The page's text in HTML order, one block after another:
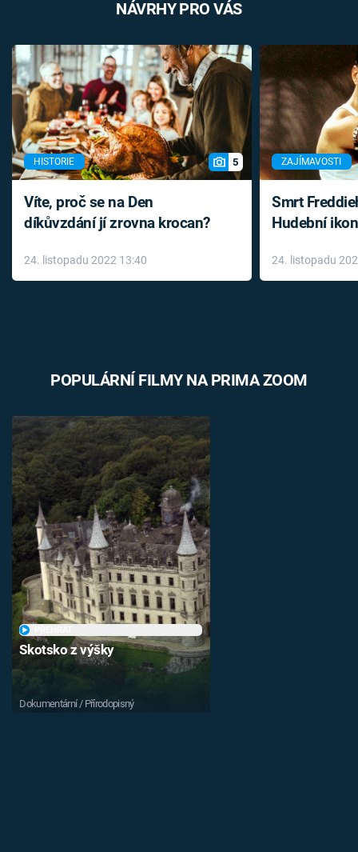
NÁVRHY PRO VÁS
HISTORIE 5
Víte, proč se na Den
díkůvzdání jí zrovna krocan?
24. listopadu 2022 13:40
ZAJÍMAVOSTI
Smrt
Hudební
léky
24. listopadu
POPULÁRNÍ FILMY NA PRIMA ZOOM
Skotsko z výšky
Dokumentární / Přírodopisný